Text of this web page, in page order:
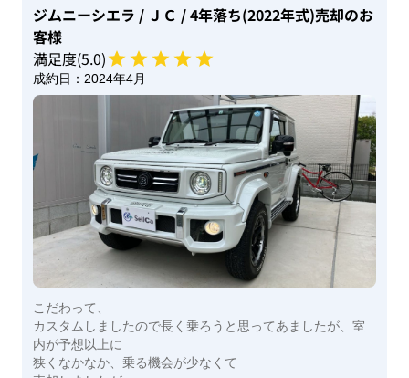
ジムニーシエラ / ＪＣ / 4年落ち(2022年式)売却のお
客様
満足度(5.0)
成約日： 2024年4月
こだわって、
カスタムしましたので長く乗ろうと思ってあましたが、室
内が予想以上に
狭くなかなか、乗る機会が少なくて